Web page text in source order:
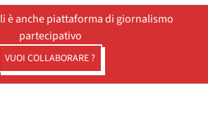
è anche piattaforma di giornalismo
partecipativo
VUOI COLLABORARE ?